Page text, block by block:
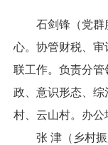
石剑锋（党群
心。协管财税、
联工作。负责分
政、意识形态、
村、云山村。办公
张 津（乡村振